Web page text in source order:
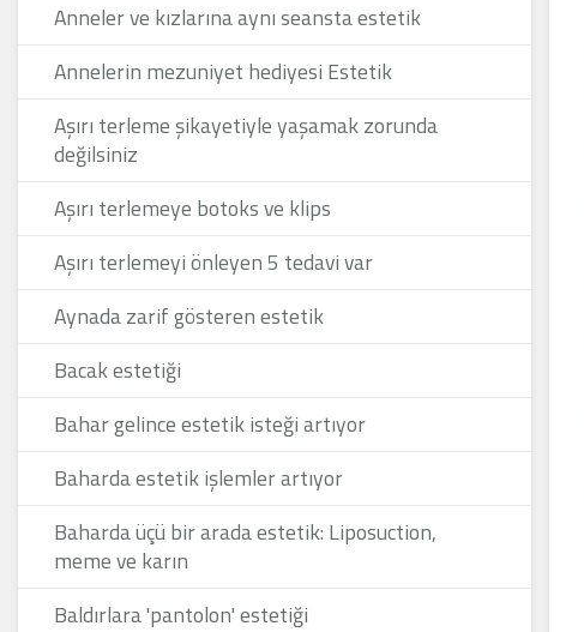
Anneler ve kızlarına aynı seansta estetik
Annelerin mezuniyet hediyesi Estetik
Aşırı terleme şikayetiyle yaşamak zorunda
değilsiniz
Aşırı terlemeye botoks ve klips
Aşırı terlemeyi önleyen 5 tedavi var
Aynada zarif gösteren estetik
Bacak estetiği
Bahar gelince estetik isteği artıyor
Baharda estetik işlemler artıyor
Baharda üçü bir arada estetik: Liposuction,
meme ve karın
Baldırlara 'pantolon' estetiği